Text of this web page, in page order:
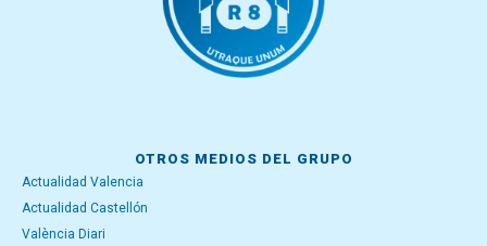
OTROS MEDIOS DEL GRUPO
Actualidad Valencia
Actualidad Castellón
València Diari